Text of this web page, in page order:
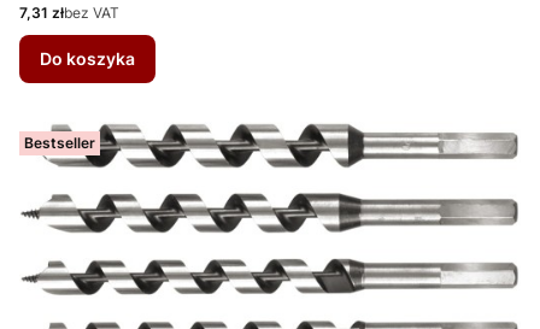
Cena
7,31 złbez VAT
Do koszyka
Bestseller